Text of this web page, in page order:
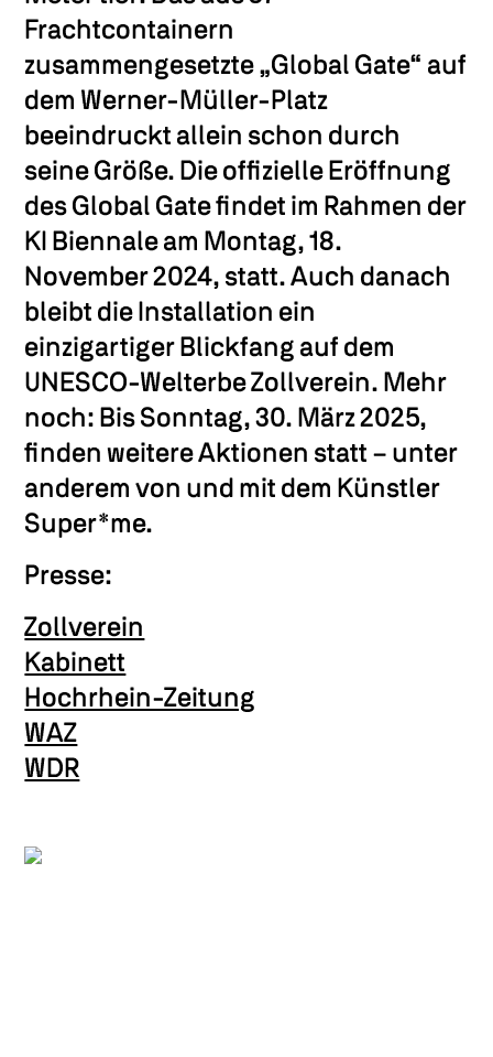
Frachtcontainern
zusammengesetzte „Global Gate“ auf
dem Werner-Müller-Platz
beeindruckt allein schon durch
seine Größe. Die offizielle Eröffnung
des Global Gate findet im Rahmen der
KI Biennale am Montag, 18.
November 2024, statt. Auch danach
bleibt die Installation ein
einzigartiger Blickfang auf dem
UNESCO-Welterbe Zollverein. Mehr
noch: Bis Sonntag, 30. März 2025,
finden weitere Aktionen statt – unter
anderem von und mit dem Künstler
Super*me.
Presse:
Zollverein
Kabinett
Hochrhein-Zeitung
WAZ
WDR